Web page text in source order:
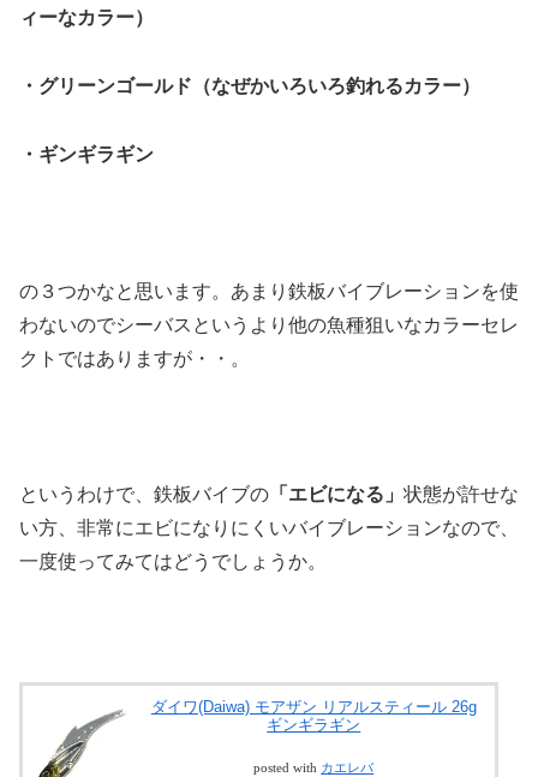
ィーなカラー）
・グリーンゴールド（なぜかいろいろ釣れるカラー）
・ギンギラギン
の３つかなと思います。あまり鉄板バイブレーションを使
わないのでシーバスというより他の魚種狙いなカラーセレ
クトではありますが・・。
というわけで、鉄板バイブの 「エビになる」 状態が許せな
い方、非常にエビになりにくいバイブレーションなので、
一度使ってみてはどうでしょうか。
ダイワ(Daiwa) モアザン リアルスティール 26g
ギンギラギン
posted with カエレバ